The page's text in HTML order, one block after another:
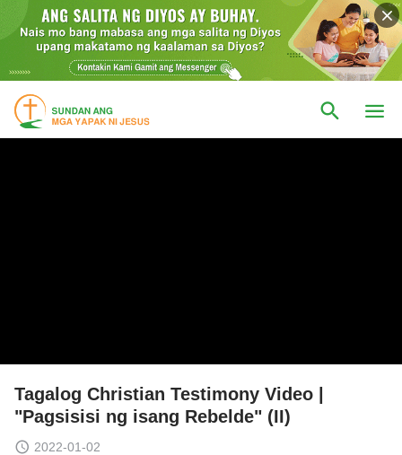
Tagalog Christian Testimony Video |
"Pagsisisi ng isang Rebelde" (II)
2022-01-02